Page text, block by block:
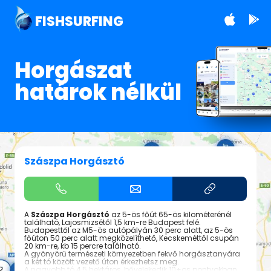
FISHSURFING
Horgászat
határok nélkül
Szászpa Horgásztó
A Szászpa Horgásztó az 5-ös főút 65-ös kilométerénél
található, Lajosmizsétől 1,5 km-re Budapest felé.
Budapesttől az M5-ös autópályán 30 perc alatt, az 5-ös
főúton 50 perc alatt megközelíthető, Kecskeméttől csupán
20 km-re, kb 15 percre található.
A gyönyörű természeti környezetben fekvő horgásztanyára
a két tó között vezető úton érkezhetsz meg.